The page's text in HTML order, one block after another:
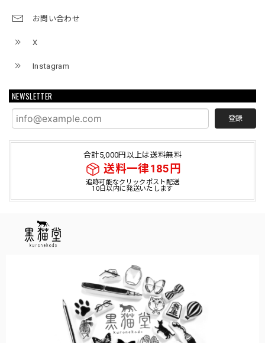
お問い合わせ
X
Instagram
NEWSLETTER
登録
合計5,000円以上は送料無料
送料一律185円
追跡可能なクリックポスト配送
10日以内に発送いたします